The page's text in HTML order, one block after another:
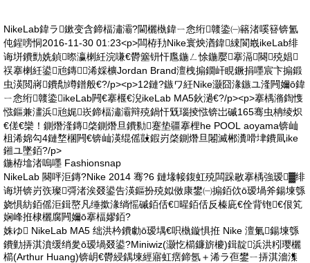
NikeLab鍏ラ鏉变含鍗楅潚灞?閫欐槸鍏ㄧ悆绗竷鍌㈠簵渚嗘簮锛氳
伅鍟嗙恫2016-11-30 01:23<p>闆栫劧Nike寰炴湭鍏綀閬嶯ikeLab绯
诲垪鐨勯姺鍞暩瀛楋紝浣嗛€欎簺钘忓尶鍦ㄥ悇鍦嬮搴滆闋殑娼
祦搴楋紝鍙兘鏄浠婇櫎Jordan Brand澶栧搧鐗屽睍鐝捐嚜宸卞搧鍛
虫渶閲嶈鐨勪竴鐠般€?/p><p>12鏈?鏃ワ紝Nike灏囧湪鏃ユ湰闁嬭ō鍏
ㄧ悆绗竷鍌ikeLab闁€搴椻€淣ikeLab MA5鈥濄€?/p><p>搴楀潃鍧愯
惤鏂兼澅浜兘娓崁鍗楅潚灞辩殑鍋忓兓瑙掕惤锛岀磩165骞虫柟绫炽
€傞€欒！鍘熸湰鏄棨鍘熸旦鐨勬蹇垫疆搴梩he POOL aoyama锛屾
柤浠婂勾4鏈堥棞闁€锛屾渶绲傜敱鍜岃棨鍘熸旦闂滅郴瀵嗗垏鐨凬ike
鎺ユ墜銆?/p>
鍦栫墖渚嗚嚜 Fashionsnap
NikeLab 闋呯洰鏄?Nike 2014 骞?6 鏈堟帹鍑虹殑闆跺敭搴楀強瑷▓绯
诲垪锛岃矤璨彁渚涘叕鍙告渶鏂扮殑姒傚康鐢㈠搧銆佽ō瑷堝斧鍚堜綔
娆惧紡銆傜洰鍓嶅凡缍撳湪绱愮磩銆佸€暒銆佸反榛庛€佺背铇€佷笂
娴峰拰棣欐腐闁嬭ō搴楅嫪銆?
姝ゆ NikeLab MA5 绌洪枔鐨勮ō瑷堣€呮槸鏇惧拰 Nike 澶氭鍚堜綔
鐨勭挵淇濆缓绡夎ō瑷堝叕鍙?Miniwiz(灏忔櫤鐮旂櫦)鍓靛浜洪粌璎欐
櫤(Arthur Huang)锛岄€欎綅鍝堜經寤虹瘔鍗氬＋浠ラ亱鐢ㄧ挵淇濇潗